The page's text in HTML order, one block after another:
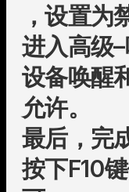
，设置为
进入高级
设备唤醒
允许。
最后，完
按下F10